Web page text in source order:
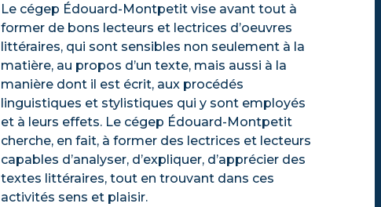
Le cégep Édouard-Montpetit vise avant tout à
former de bons lecteurs et lectrices d’oeuvres
littéraires, qui sont sensibles non seulement à la
matière, au propos d’un texte, mais aussi à la
manière dont il est écrit, aux procédés
linguistiques et stylistiques qui y sont employés
et à leurs effets. Le cégep Édouard-Montpetit
cherche, en fait, à former des lectrices et lecteurs
capables d’analyser, d’expliquer, d’apprécier des
textes littéraires, tout en trouvant dans ces
activités sens et plaisir.